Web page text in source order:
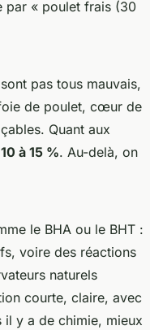
par « poulet frais (30
pas tous mauvais,
de poulet, cœur de
Quant aux
10 à 15 %. Au-delà, on
le BHA ou le BHT :
voire des réactions
naturels
courte, claire, avec
il y a de chimie, mieux